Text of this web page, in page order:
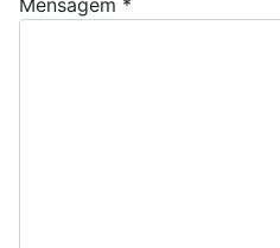
Mensagem *